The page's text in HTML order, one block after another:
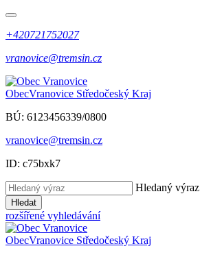
+420721752027
vranovice@tremsin.cz
ObecVranovice Středočeský Kraj
BÚ: 6123456339/0800
vranovice@tremsin.cz
ID: c75bxk7
Hledaný výraz
Hledat
rozšířené vyhledávání
ObecVranovice Středočeský Kraj